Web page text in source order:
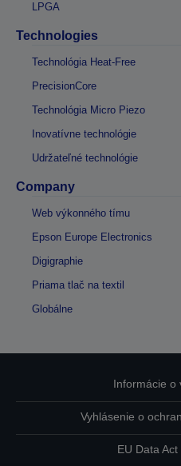
LPGA
Technologies
Technológia Heat-Free
PrecisionCore
Technológia Micro Piezo
Inovatívne technológie
Udržateľné technológie
Company
Web výkonného tímu
Epson Europe Electronics
Digigraphie
Priama tlač na textil
Globálne
Informácie o
Vyhlásenie o
EU Data